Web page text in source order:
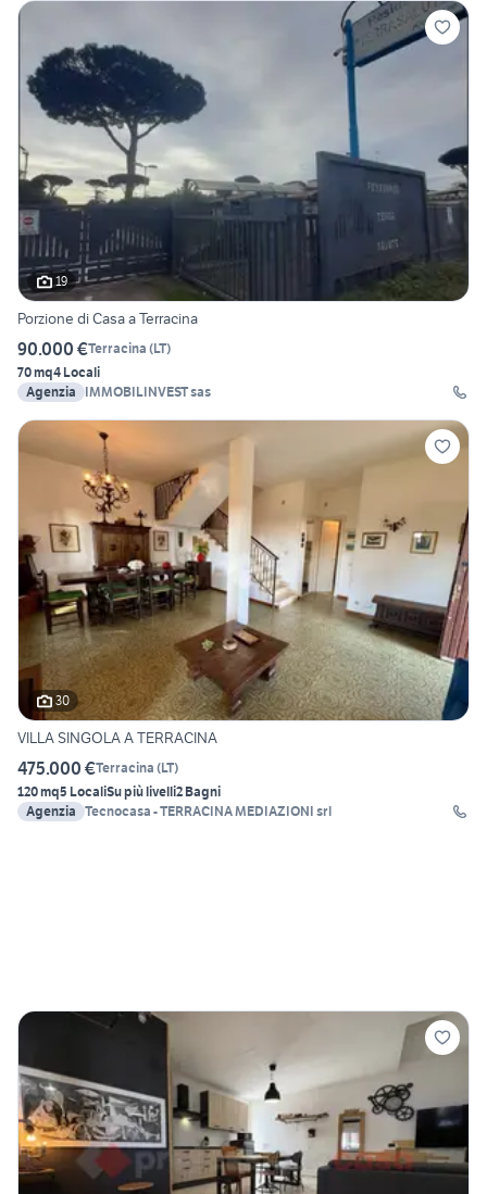
19
Porzione di Casa a Terracina
90.000 €Terracina (LT)
70 mq4 Locali
Agenzia
IMMOBILINVEST sas
30
VILLA SINGOLA A TERRACINA
475.000 €Terracina (LT)
120 mq5 LocaliSu più livelli2 Bagni
Agenzia Tecnocasa - TERRACINA MEDIAZIONI srl